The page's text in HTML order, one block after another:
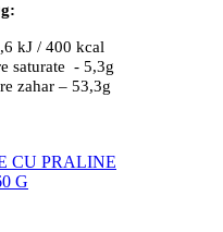
kJ / 400 kcal
saturate - 5,3g
zahar – 53,3g
CU PRALINE
G